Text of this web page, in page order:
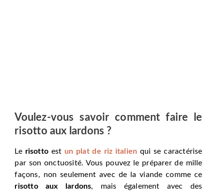
Voulez-vous savoir comment faire le
risotto aux lardons ?
Le risottoest un plat de riz italien qui se caractérise
par son onctuosité. Vous pouvez le préparer de mille
façons, non seulement avec de la viande comme ce
risotto aux lardons, mais également avec des